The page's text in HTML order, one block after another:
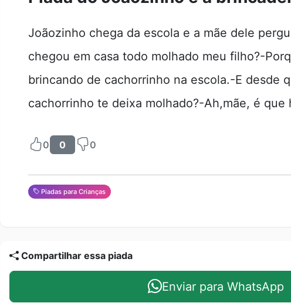
Joãozinho chega da escola e a mãe dele
chegou em casa todo molhado meu filho?-
brincando de cachorrinho na escola.-E desde
cachorrinho te deixa molhado?-Ah,mãe, é que
0 0 0
Piadas para Crianças
Compartilhar essa piada
Enviar para WhatsApp